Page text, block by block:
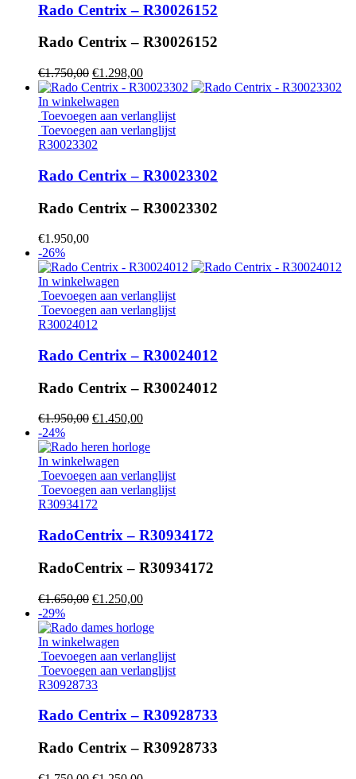
Rado Centrix – R30026152
Rado Centrix – R30026152
€1.750,00 Oorspronkelijke
prijs
was:
€1.750,00.
€1.298,00Huidige
prijs
€1.298,00.
In winkelwagen
Toevoegen aan verlanglijst
Toevoegen aan verlanglijst
R30023302
Rado Centrix – R30023302
Rado Centrix – R30023302
€1.950,00
-26%
In winkelwagen
Toevoegen aan verlanglijst
Toevoegen aan verlanglijst
R30024012
Rado Centrix – R30024012
Rado Centrix – R30024012
€1.950,00 Oorspronkelijke
was:
€1.950,00.
€1.450,00Huidige
is:
-24%
In winkelwagen
Toevoegen aan verlanglijst
Toevoegen aan verlanglijst
R30934172
RadoCentrix – R30934172
RadoCentrix – R30934172
€1.650,00 Oorspronkelijke
was:
€1.650,00.
€1.250,00Huidige
is:
-29%
In winkelwagen
Toevoegen aan verlanglijst
Toevoegen aan verlanglijst
R30928733
Rado Centrix – R30928733
Rado Centrix – R30928733